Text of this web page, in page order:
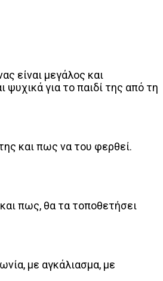
είναι μεγάλος και
για το παιδί της από τη
και πως να του φερθεί.
πως, θα τα τοποθετήσει
με αγκάλιασμα, με